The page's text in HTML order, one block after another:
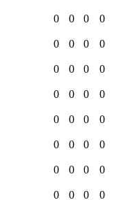
0 0 0 0
0 0 0 0
0 0 0 0
0 0 0 0
0 0 0 0
0 0 0 0
0 0 0 0
0 0 0 0